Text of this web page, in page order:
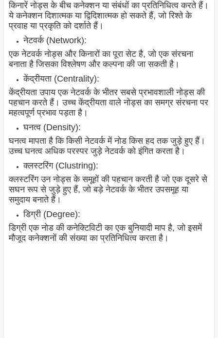
किनारें नोड्स के बीच कनेक्शन या संबंधों का प्रतिनिधित्व करते हैं।
ये कनेक्शन दिशात्मक या द्विदिशात्मक हो सकते हैं, जो रिश्ते के
प्रवाह या प्रकृति को दर्शाते हैं।
नेटवर्क (Network):
एक नेटवर्क नोड्स और किनारों का पूरा सेट है, जो एक संरचना
बनाता है जिसका विश्लेषण और कल्पना की जा सकती है।
केंद्रीयता (Centrality):
केंद्रीयता उपाय एक नेटवर्क के भीतर सबसे प्रभावशाली नोड्स की
पहचान करते हैं। उच्च केंद्रीयता वाले नोड्स का समग्र संरचना पर
महत्वपूर्ण प्रभाव पड़ता है।
घनत्व (Density):
घनत्व मापता है कि किसी नेटवर्क में नोड किस हद तक जुड़े हुए हैं।
उच्च घनत्व अधिक परस्पर जुड़े नेटवर्क को इंगित करता है।
क्लस्टरिंग (Clustring):
क्लस्टरिंग उन नोड्स के समूहों की पहचान करती है जो एक दूसरे से
सघन रूप से जुड़े हुए हैं, जो बड़े नेटवर्क के भीतर उपसमूह या
समुदाय बनाते हैं।
डिग्री (Degree):
डिग्री एक नोड की कनेक्टिविटी का एक बुनियादी माप है, जो इसमें
मौजूद कनेक्शनों की संख्या का प्रतिनिधित्व करता है।